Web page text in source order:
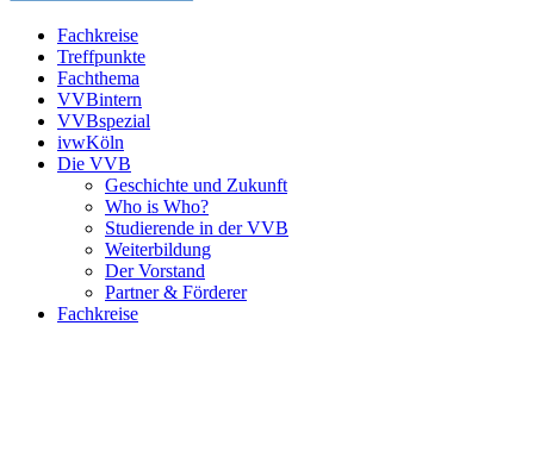
Fachkreise
Treffpunkte
Fachthema
VVBintern
VVBspezial
ivwKöln
Die VVB
Geschichte und Zukunft
Who is Who?
Studierende in der VVB
Weiterbildung
Der Vorstand
Partner & Förderer
Fachkreise